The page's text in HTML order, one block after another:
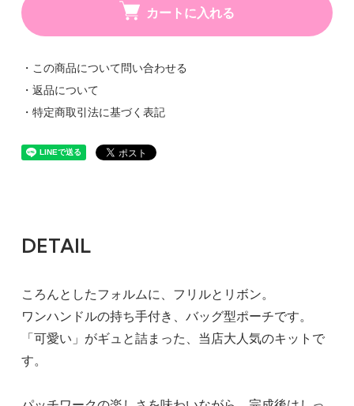
カートに入れる
・この商品について問い合わせる
・返品について
・特定商取引法に基づく表記
DETAIL
ころんとしたフォルムに、フリルとリボン。
ワンハンドルの持ち手付き、バッグ型ポーチです。
「可愛い」がギュと詰まった、当店大人気のキットで
す。